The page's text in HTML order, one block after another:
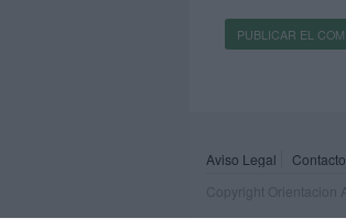
Aviso Legal Contacto